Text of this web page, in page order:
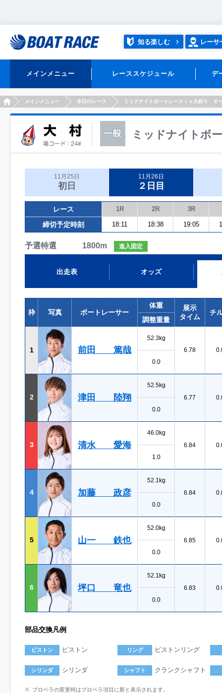
知る楽しむ レーサ
メインメニュー レーススケジュール デ
HOMEメインメニュー 本日のレース ミッドナイトボートレースｉｎ大村５ オ
ミッドナイトボ
11月25日
初日
11月26日
２日目
レース 1R 2R 3R
締切予定時刻 18:11 18:38 19:05
予選特選 1800m 進入固定
出走表 オッズ
枠 写真 ボートレーサー
体重
展示
タイム
チ
調整重量
1 前田 篤哉
52.3kg
6.78
0.0
2 津田 陸翔
52.5kg
6.77
0.0
3 清水 愛海
46.0kg
6.84
1.0
4 加藤 政彦
52.1kg
6.84
0.0
5 山一 鉄也
52.0kg
6.85
0.0
6 坪口 竜也
52.1kg
6.83
0.0
部品交換凡例
ピストン ピストン リング ピストンリング
シリンダ シリンダ シャフト クランクシャフト
プロペラの変更時はプロペラ項目に新と表示されます。